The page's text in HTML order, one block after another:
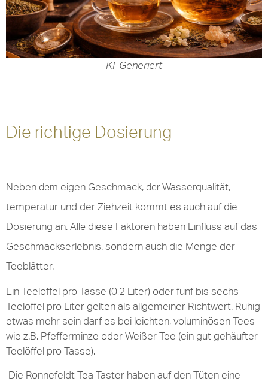
KI-Generiert
Die richtige Dosierung
Neben dem eigen Geschmack, derWasserqualität, -
temperatur und der Ziehzeit kommt es auch auf die
Dosierung an. Alle diese Faktoren haben Einfluss auf das
Geschmackserlebnis. sondern auch die Menge der
Teeblätter.
Ein Teelöffel pro Tasse (0,2 Liter) oder fünf bis sechs
Teelöffel pro Liter gelten als allgemeiner Richtwert. Ruhig
etwas mehr sein darf es bei leichten, voluminösen Tees
wie z.B. Pfefferminze oder Weißer Tee (ein gut gehäufter
Teelöffel pro Tasse).
Die Ronnefeldt Tea Taster haben auf den Tüten eine